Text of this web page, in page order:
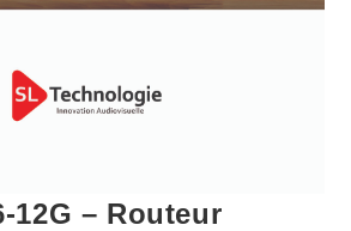
12G – Routeur